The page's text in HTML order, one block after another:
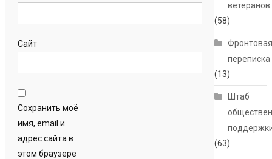
Сайт
Сохранить моё
имя, email и
адрес сайта в
этом браузере
ветеранов
(58)
переписка
(13)
Штаб
(63)